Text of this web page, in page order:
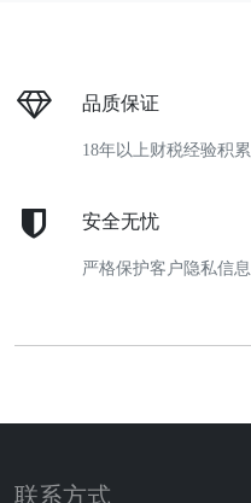
品质保证
18年以上财税经验积累
安全无忧
严格保护客户隐私信息
联系方式